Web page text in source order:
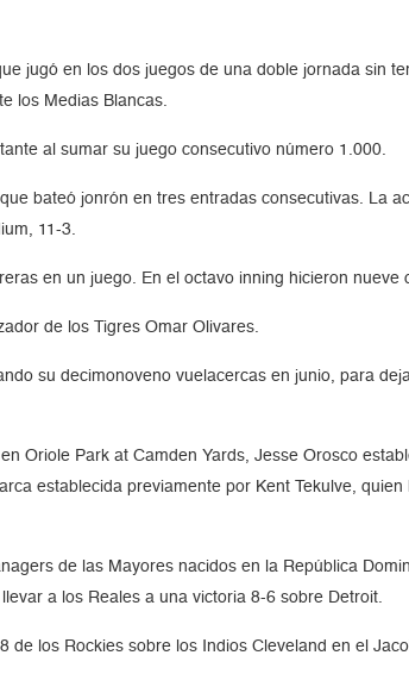
jugó en los dos juegos de una doble jornada sin
los Medias Blancas.
al sumar su juego consecutivo número 1.000.
bateó jonrón en tres entradas consecutivas. La
11-3.
en un juego. En el octavo inning hicieron nueve
de los Tigres Omar Olivares.
su decimonoveno vuelacercas en junio, para
Oriole Park at Camden Yards, Jesse Orosco
establecida previamente por Kent Tekulve,
de las Mayores nacidos en la República
a los Reales a una victoria 8-6 sobre Detroit.
los Rockies sobre los Indios Cleveland en el